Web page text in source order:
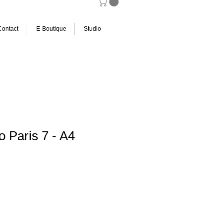
E-Boutique Studio
Paris 7 - A4